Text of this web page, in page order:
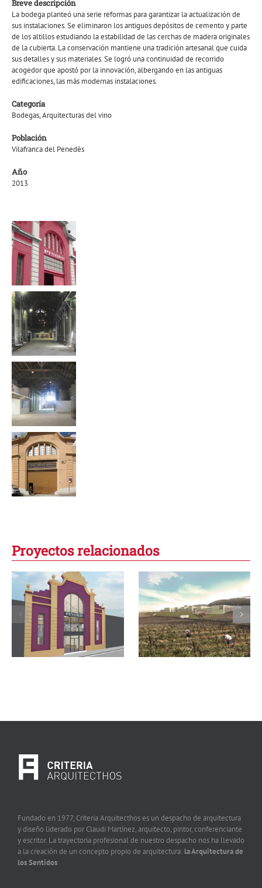
Breve descripción
La bodega planteó una serie reformas para garantizar la actualización de
sus instalaciones. Se eliminaron los antiguos depósitos de cemento y parte
de los altillos estudiando la estabilidad de las cerchas de madera originales
de la cubierta. La conservación mantiene una tradición artesanal que cuida
sus detalles y sus materiales. Se logró una continuidad de recorrido
acogedor que apostó por la innovación, albergando en las antiguas
edificaciones, las más modernas instalaciones.
Categoría
Bodegas, Arquitecturas del vino
Población
Vilafranca del Penedès
Año
2013
Proyectos relacionados
Nueva bodega
Pinord
Cavas Portell,
nueva bodega
Fundado en 1977, Criteria Arquitecthos es un despacho de arquitectura
y diseño liderado por Claudi Martínez, arquitecto, pintor, conferenciante
y escritor. La trayectoria profesional de nuestro despacho nos ha llevado
a la creación de un concepto propio de arquitectura: la Arquitectura de
los Sentidos